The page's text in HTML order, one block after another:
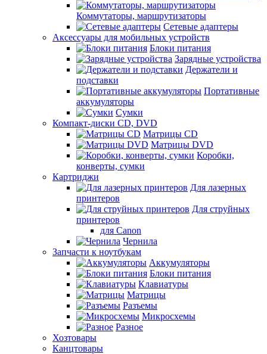
Коммутаторы, маршрутизаторы
Сетевые адаптеры
Аксессуары для мобильных устройств
Блоки питания
Зарядные устройства
Держатели и
подставки
Портативные
аккумуляторы
Сумки
Компакт-диски CD, DVD
Матрицы CD
Матрицы DVD
Коробки,
конверты, сумки
Картриджи
Для лазерных
принтеров
Для струйных
принтеров
для Canon
Чернила
Запчасти к ноутбукам
Аккумуляторы
Блоки питания
Клавиатуры
Матрицы
Разъемы
Микросхемы
Разное
Хозтовары
Канцтовары